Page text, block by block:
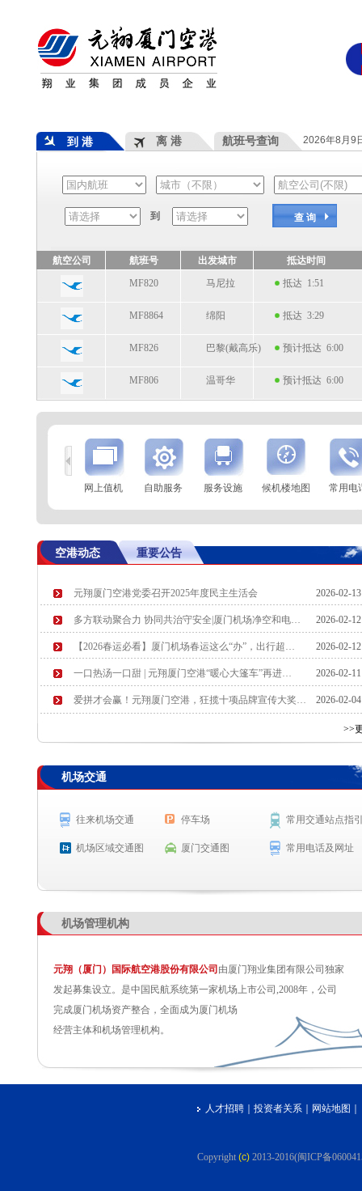
到 港 离 港 航班号查询 2026年8月9
到 查 询
航空公司 航班号 出发城市
抵达时间
MF820
马尼拉 抵达 1:51
MF8864 绵阳 抵达 3:29
MF826 巴黎(戴高乐) 预计抵达 6:00
MF806 温哥华 预计抵达 6:00
到
航空公司 航班号 到达城市
起飞时间
MF8595
杭州 起飞 23:41
航空公司
网上值机 自助服务 服务设施 候机楼地图 常用电
空港动态 重要公告
元翔厦门空港党委召开2025年度民主生活会 2026-02-
多方联动聚合力 协同共治守安全|厦门机场净空和电… 2026-02-
【2026春运必看】厦门机场春运这么“办”，出行超… 2026-02-
一口热汤一口甜 | 元翔厦门空港“暖心大篷车”再进… 2026-02-
爱拼才会赢！元翔厦门空港，狂揽十项品牌宣传大奖… 2026-02-
>>
机场交通
往来机场交通 停车场 常用交通站点指
机场区域交通图 厦门交通图 常用电话及网址
机场管理机构
元翔（厦门）国际航空港股份有限公司 由厦门翔业集团有限公司独家
发起募集设立。是中国民航系统第一家机场上市公司,2008年，公司
完成厦门机场资产整合，全面成为厦门机场
经营主体和机场管理机构。
人才招聘 投资者关系 网站地图
Copyright (c) 2013-2016(闽ICP备